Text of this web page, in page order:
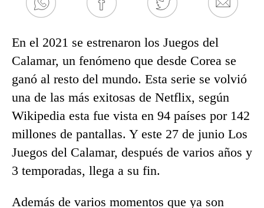
En el 2021 se estrenaron los Juegos del
Calamar, un fenómeno que desde Corea se
ganó al resto del mundo. Esta serie se volvió
una de las más exitosas de Netflix, según
Wikipedia esta fue vista en 94 países por 142
millones de pantallas. Y este 27 de junio Los
Juegos del Calamar, después de varios años y
3 temporadas, llega a su fin.
Además de varios momentos que ya son